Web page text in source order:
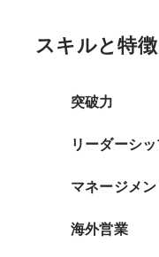
スキルと特徴
突破力
リーダーシ
マネージメン
海外営業